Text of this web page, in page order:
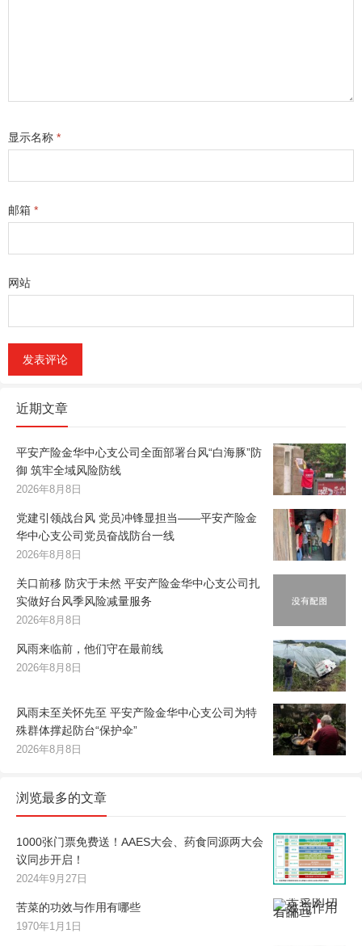
显示名称 *
邮箱 *
网站
近期文章
平安产险金华中心支公司全面部署台风“白海豚”防
御 筑牢全域风险防线
2026年8月8日
党建引领战台风 党员冲锋显担当——平安产险金
华中心支公司党员奋战防台一线
2026年8月8日
关口前移 防灾于未然 平安产险金华中心支公司扎
实做好台风季风险减量服务
2026年8月8日
风雨来临前，他们守在最前线
2026年8月8日
风雨未至关怀先至 平安产险金华中心支公司为特
殊群体撑起防台“保护伞”
2026年8月8日
浏览最多的文章
1000张门票免费送！AAES大会、药食同源两大会
议同步开启！
2024年9月27日
苦菜的功效与作用有哪些
1970年1月1日